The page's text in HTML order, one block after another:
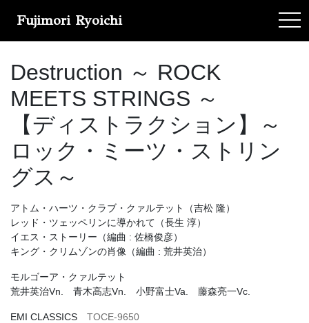
Fujimori Ryoichi
Destruction ～ ROCK
MEETS STRINGS ～
【ディストラクション】～
ロック・ミーツ・ストリン
グス～
アトム・ハーツ・クラブ・クァルテット（吉松 隆）
レッド・ツェッペリンに導かれて（長生 淳）
イエス・ストーリー（編曲 : 佐橋俊彦）
キング・クリムゾンの肖像（編曲 : 荒井英治）
モルゴーア・クァルテット
荒井英治Vn. 青木高志Vn. 小野富士Va. 藤森亮一Vc.
EMI CLASSICS TOCE-9650